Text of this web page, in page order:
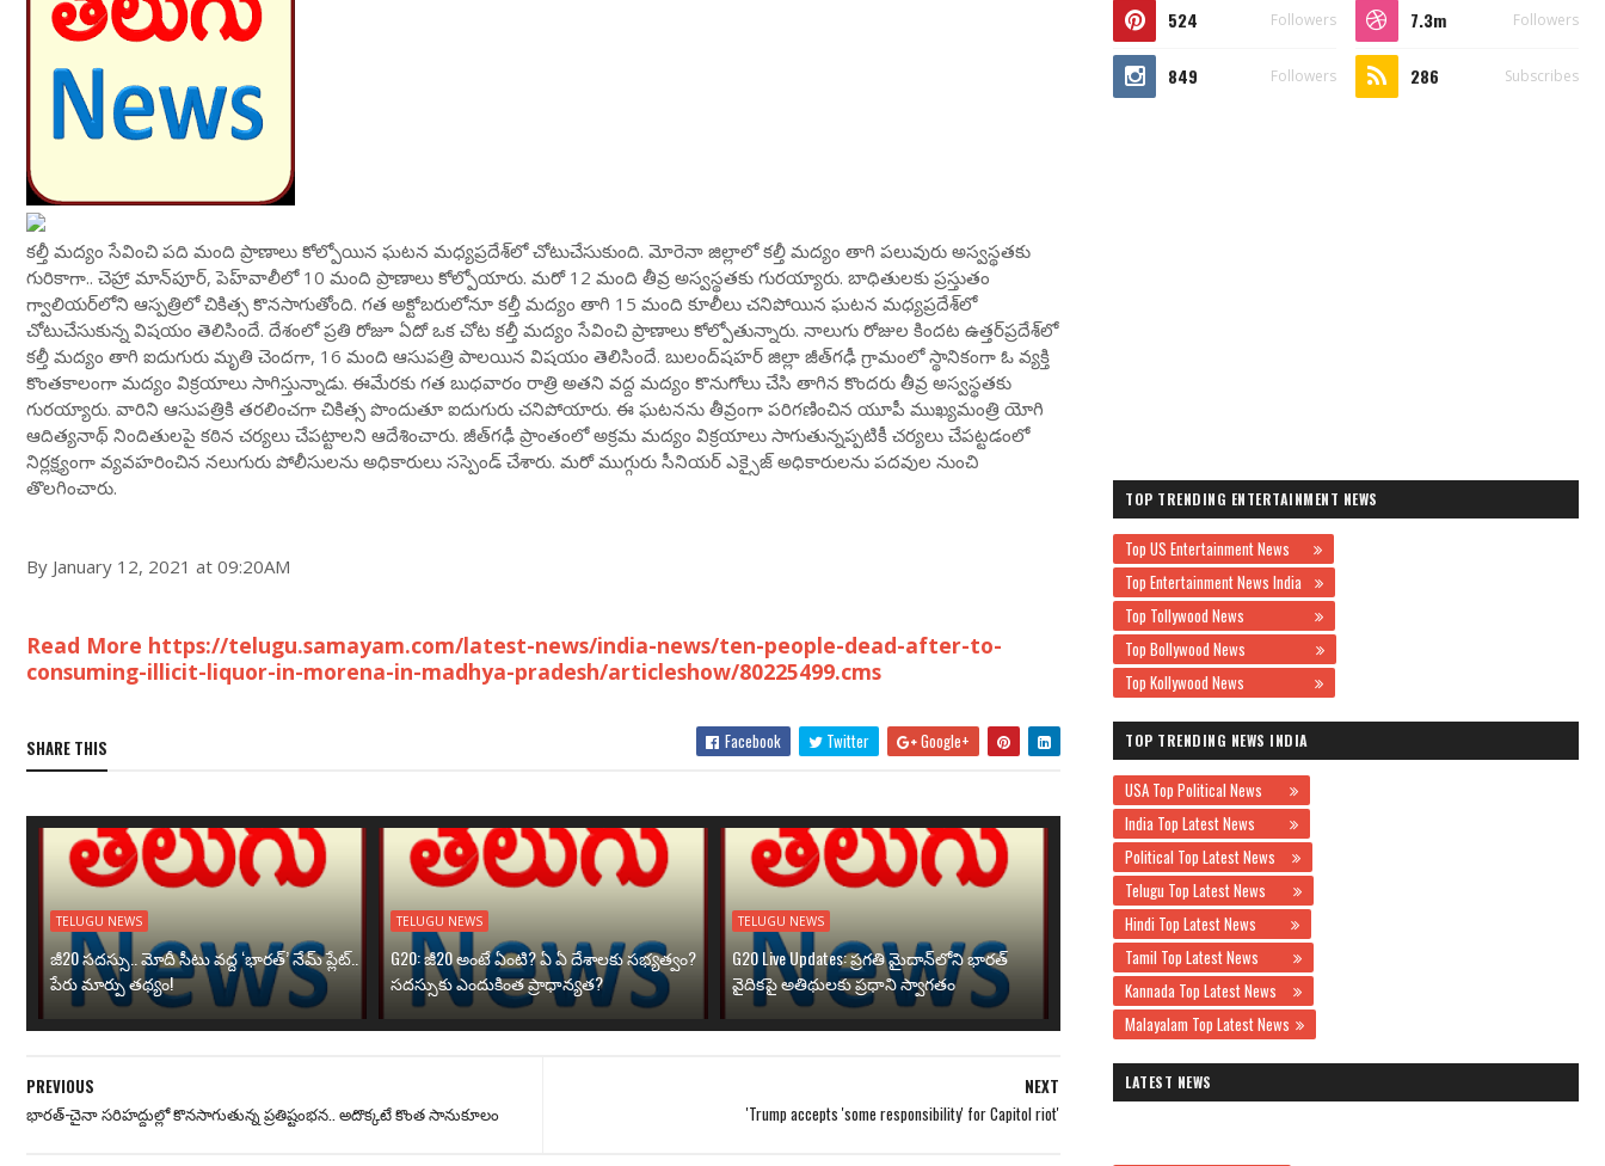
కల్తీ మద్యం సేవించి పది మంది ప్రాణాలు కోల్పోయిన ఘటన మధ్యప్రదేశ్‌లో చోటుచేసుకుంది. మోరెనా జిల్లాలో కల్తీ మద్యం తాగి పలువురు అస్వస్థతకు
గురికాగా.. చెహ్రా మాన్‌పూర్, పెహ్‌వాలీలో 10 మంది ప్రాణాలు కోల్పోయారు. మరో 12 మంది తీవ్ర అస్వస్థతకు గురయ్యారు. బాధితులకు ప్రస్తుతం
గ్వాలియర్‌లోని ఆస్పత్రిలో చికిత్స కొనసాగుతోంది. గత అక్టోబరులోనూ కల్తీ మద్యం తాగి 15 మంది కూలీలు చనిపోయిన ఘటన మధ్యప్రదేశ్‌లో
చోటుచేసుకున్న విషయం తెలిసిందే. దేశంలో ప్రతి రోజూ ఏదో ఒక చోట కల్తీ మద్యం సేవించి ప్రాణాలు కోల్పోతున్నారు. నాలుగు రోజుల కిందట ఉత్తర్‌ప్రదేశ్‌లో
కల్తీ మద్యం తాగి ఐదుగురు మృతి చెందగా, 16 మంది ఆసుపత్రి పాలయిన విషయం తెలిసిందే. బులంద్‌షహర్‌ జిల్లా జీత్‌గఢీ గ్రామంలో స్థానికంగా ఓ వ్యక్తి
కొంతకాలంగా మద్యం విక్రయాలు సాగిస్తున్నాడు. ఈమేరకు గత బుధవారం రాత్రి అతని వద్ద మద్యం కొనుగోలు చేసి తాగిన కొందరు తీవ్ర అస్వస్థతకు
గురయ్యారు. వారిని ఆసుపత్రికి తరలించగా చికిత్స పొందుతూ ఐదుగురు చనిపోయారు. ఈ ఘటనను తీవ్రంగా పరిగణించిన యూపీ ముఖ్యమంత్రి యోగి
ఆదిత్యనాథ్‌ నిందితులపై కఠిన చర్యలు చేపట్టాలని ఆదేశించారు. జీత్‌గఢీ ప్రాంతంలో అక్రమ మద్యం విక్రయాలు సాగుతున్నప్పటికీ చర్యలు చేపట్టడంలో
నిర్లక్ష్యంగా వ్యవహరించిన నలుగురు పోలీసులను అధికారులు సస్పెండ్‌ చేశారు. మరో ముగ్గురు సీనియర్‌ ఎక్సైజ్‌ అధికారులను పదవుల నుంచి
తొలగించారు.
By January 12, 2021 at 09:20AM
Read More https://telugu.samayam.com/latest-news/india-news/ten-people-dead-after-to-
consuming-illicit-liquor-in-morena-in-madhya-pradesh/articleshow/80225499.cms
SHARE THIS Facebook Twitter Google+
TELUGU NEWS
జీ20 సదస్సు.. మోదీ సీటు వద్ద ‘భారత్’ నేమ్ ప్లేట్‌..
పేరు మార్పు తథ్యం!
TELUGU NEWS
G20: జీ20 అంటే ఏంటి? ఏ ఏ దేశాలకు సభ్యత్వం?
సదస్సుకు ఎందుకింత ప్రాధాన్యత?
TELUGU NEWS
G20 Live Updates: ప్రగతి మైదాన్‌లోని భారత్
వైదికపై అతిథులకు ప్రధాని స్వాగతం
NEXT
'Trump accepts 'some responsibility' for Capitol riot'
PREVIOUS
భారత్-చైనా సరిహద్దుల్లో కొనసాగుతున్న ప్రతిష్టంభన.. అదొక్కటే కొంత సానుకూలం
524 Followers 7.3m Followers
849 Followers 286 Subscribes
TOP TRENDING ENTERTAINMENT NEWS
Top US Entertainment News
Top Entertainment News India
Top Tollywood News
Top Bollywood News
Top Kollywood News
TOP TRENDING NEWS INDIA
USA Top Political News
India Top Latest News
Political Top Latest News
Telugu Top Latest News
Hindi Top Latest News
Tamil Top Latest News
Kannada Top Latest News
Malayalam Top Latest News
LATEST NEWS